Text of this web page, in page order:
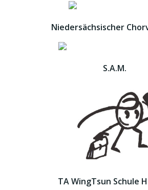
Niedersächsischer
S.A.M.
TA WingTsun Schule